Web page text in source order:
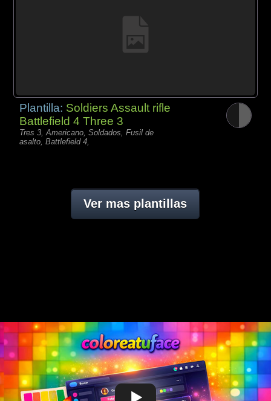
Plantilla: Soldiers Assault rifle
Battlefield 4 Three 3
Tres 3, Americano, Soldados, Fusil de
asalto, Battlefield 4,
Ver mas plantillas